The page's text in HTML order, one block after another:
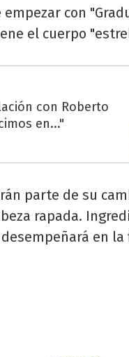
con
el cuerpo
con Roberto
en..."
parte de su
rapada.
en la